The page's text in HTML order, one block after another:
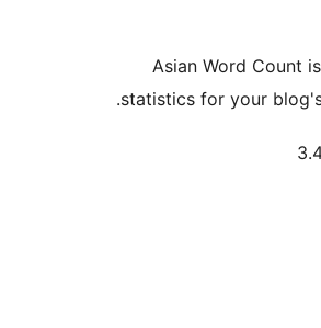
Asian Word Count
statistics for your